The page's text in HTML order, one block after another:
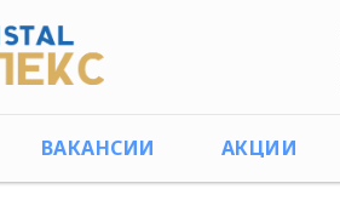
ВАКАНСИИ АКЦИИ